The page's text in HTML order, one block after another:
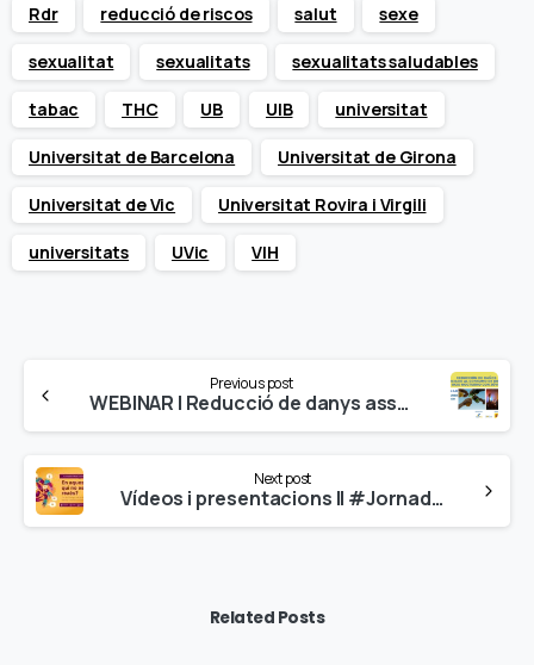
Rdr reducció de riscos salut sexe
sexualitat sexualitats sexualitats saludables
tabac THC UB UIB universitat
Universitat de Barcelona Universitat de Girona
Universitat de Vic Universitat Rovira i Virgili
universitats UVic VIH
Reading
Previous post
WEBINAR | Reducció de danys associat al consum de drogues en l’oci nocturn amb joves – FUNDADEPS, 15 de juny
Next post
Vídeos i presentacions II #JornadaEPF «En aquest món, qui no està del revés? Un abordatge actual de la salut mental i benestar emocional en joves»
Related Posts